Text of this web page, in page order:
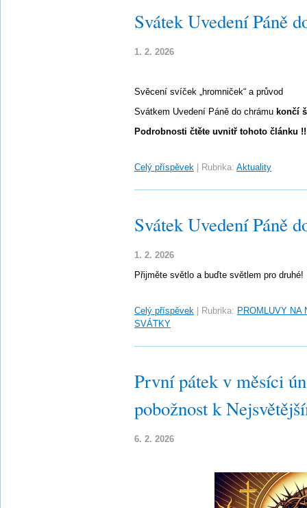
Svátek Uvedení Páně
1. 2. 2026
Svěcení svíček „hromniček“ a průvod
Svátkem Uvedení Páně do chrámu končí
Podrobnosti čtěte uvnitř tohoto článku
Celý příspěvek Rubrika: Aktuality
Svátek Uvedení Páně
1. 2. 2026
Přijměte světlo a buďte světlem pro druhé!
Celý příspěvek Rubrika: PROMLUVY NA
SVÁTKY
První pátek v měsíci
pobožnost k
6. 2. 2026